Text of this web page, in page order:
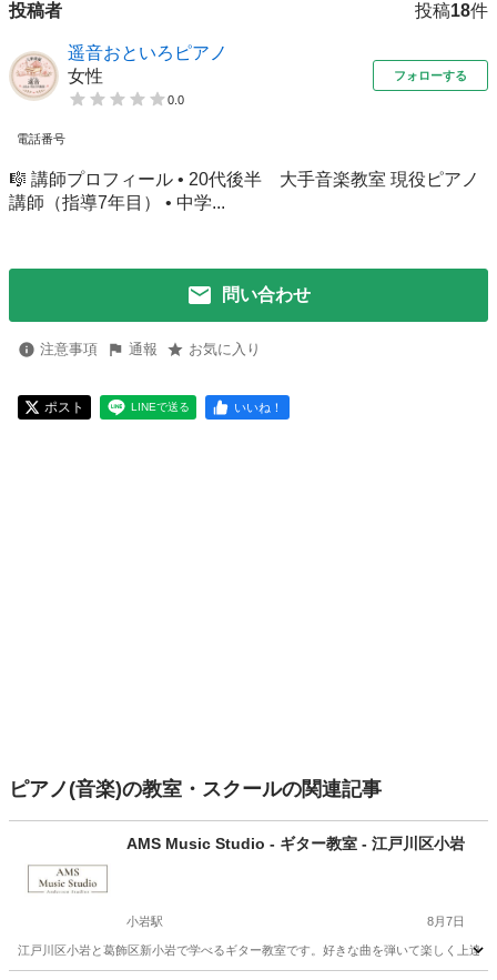
投稿者 投稿18件
遥音おといろピアノ
女性
0.0
フォローする
電話番号
🎼 講師プロフィール • 20代後半 大手音楽教室 現役ピアノ
講師（指導7年目） • 中学...
問い合わせ
注意事項 通報 お気に入り
ポスト LINEで送る いいね！
ピアノ(音楽)の教室・スクールの関連記事
AMS Music Studio - ギター教室 - 江戸川区小岩
小岩駅 8月7日
江戸川区小岩と葛飾区新小岩で学べるギター教室です。好きな曲を弾いて楽しく上達